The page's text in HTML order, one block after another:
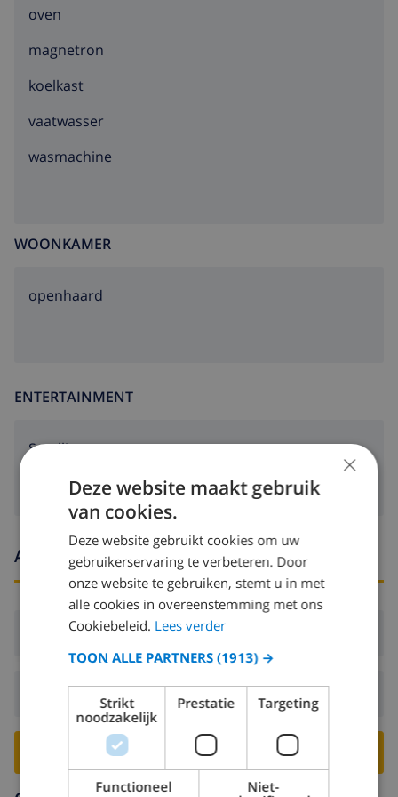
oven
magnetron
koelkast
vaatwasser
wasmachine
WOONKAMER
openhaard
ENTERTAINMENT
Satelliet tv
Aankomst- en vertrektijden
Aankomst:Vanaf 16:00 voor 20:00
Vertrek: Voor: 10:00
BOEK DEZE VILLA ›
×
Deze website maakt gebruik
van cookies.
Deze website gebruikt cookies om uw
gebruikerservaring te verbeteren. Door
onze website te gebruiken, stemt u in met
alle cookies in overeenstemming met ons
Cookiebeleid. Lees verder
TOON ALLE PARTNERS(1913) →
Strikt
noodzakelijk
Prestatie Targeting
Functioneel
Niet-